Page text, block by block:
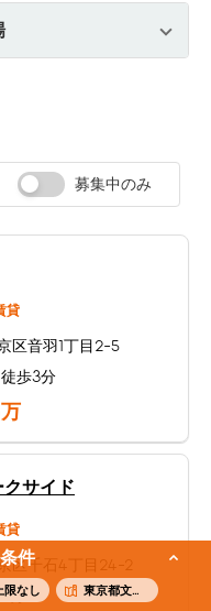
件
なし 東京都文京区
募集中のみ
貸
区音羽1丁目2-5
歩3分
万
サイド
貸
区千石4丁目24-2
分